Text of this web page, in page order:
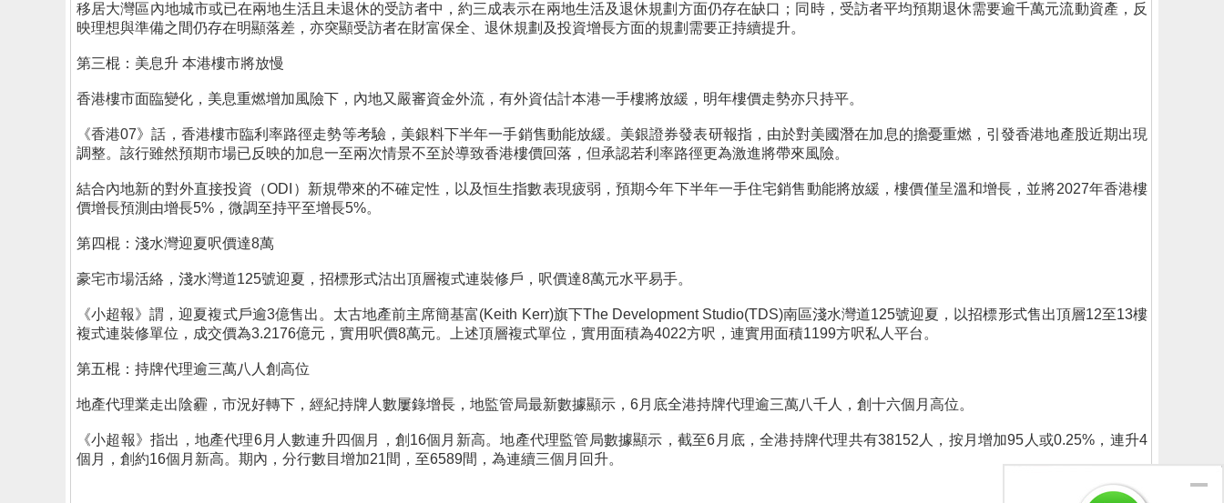
移居大灣區內地城市或已在兩地生活且未退休的受訪者中，約三成表示在兩地生活及退休規劃方面仍存在缺口；同時，受訪者平均預期退休需要逾千萬元流動資產，反
映理想與準備之間仍存在明顯落差，亦突顯受訪者在財富保全、退休規劃及投資增長方面的規劃需要正持續提升。
第三棍：美息升 本港樓市將放慢
香港樓市面臨變化，美息重燃增加風險下，內地又嚴審資金外流，有外資估計本港一手樓將放緩，明年樓價走勢亦只持平。
《香港07》話，香港樓市臨利率路徑走勢等考驗，美銀料下半年一手銷售動能放緩。美銀證券發表研報指，由於對美國潛在加息的擔憂重燃，引發香港地產股近期出現
調整。該行雖然預期市場已反映的加息一至兩次情景不至於導致香港樓價回落，但承認若利率路徑更為激進將帶來風險。
結合內地新的對外直接投資（ODI）新規帶來的不確定性，以及恒生指數表現疲弱，預期今年下半年一手住宅銷售動能將放緩，樓價僅呈溫和增長，並將2027年香港樓
價增長預測由增長5%，微調至持平至增長5%。
第四棍：淺水灣迎夏呎價達8萬
豪宅市場活絡，淺水灣道125號迎夏，招標形式沽出頂層複式連裝修戶，呎價達8萬元水平易手。
《小超報》謂，迎夏複式戶逾3億售出。太古地產前主席簡基富(Keith Kerr)旗下The Development Studio(TDS)南區淺水灣道125號迎夏，以招標形式售出頂層12至13樓
複式連裝修單位，成交價為3.2176億元，實用呎價8萬元。上述頂層複式單位，實用面積為4022方呎，連實用面積1199方呎私人平台。
第五棍：持牌代理逾三萬八人創高位
地產代理業走出陰霾，市況好轉下，經紀持牌人數屢錄增長，地監管局最新數據顯示，6月底全港持牌代理逾三萬八千人，創十六個月高位。
《小超報》指出，地產代理6月人數連升四個月，創16個月新高。地產代理監管局數據顯示，截至6月底，全港持牌代理共有38152人，按月增加95人或0.25%，連升4
個月，創約16個月新高。期內，分行數目增加21間，至6589間，為連續三個月回升。